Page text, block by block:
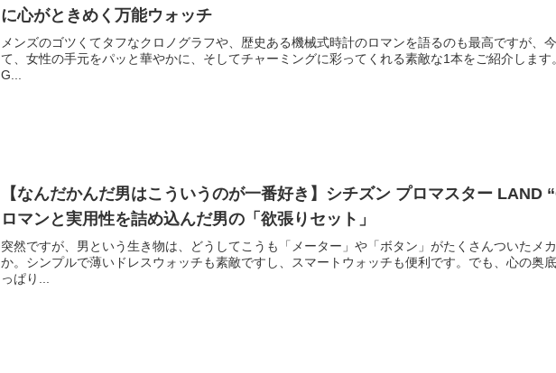
に心がときめく万能ウォッチ
メンズのゴツくてタフなクロノグラフや、歴史ある機械式時計のロマンを語るのも最高ですが、
て、女性の手元をパッと華やかに、そしてチャーミングに彩ってくれる素敵な1本をご紹介しま
G...
【なんだかんだ男はこういうのが一番好き】シチズン プロマスター LAND
ロマンと実用性を詰め込んだ男の「欲張りセット」
突然ですが、男という生き物は、どうしてこうも「メーター」や「ボタン」がたくさんついたメ
か。シンプルで薄いドレスウォッチも素敵ですし、スマートウォッチも便利です。でも、心の奥
っぱり...